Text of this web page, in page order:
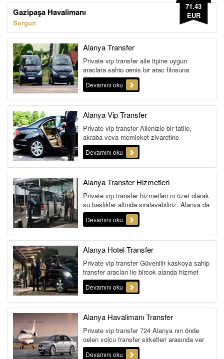
Gazipaşa Havalimanı
Sorgun
71.43
EUR
Alanya Transfer
Private vip transfer aile tipine uygun
araçlara sahip geniş bir araç filosuna
sahiptir. Ayrıca şehir i&cc...
Devamını oku
Alanya Vip Transfer
Private vip transfer Ailenizle bir tatile,
akraba veya memleket ziyaretine
gideceğiniz anda günübirlik dahi o...
Devamını oku
Alanya Transfer Hizmetleri
Private vip transfer hizmetleri ni özet olarak
şu başlıklar altında sıralayabiliriz. Alanya da
Ailenizle bir ...
Devamını oku
Alanya Hotel Transfer
Private vip transfer Güvenilir kaskoya sahip
transfer araçları ile birçok alanda hizmet
veren A...
Devamını oku
Alanya Havalimanı Transfer
Private vip transfer 724 Alanya nın önde
gelen yolcu transfer şirketleri arasında yer
edinmeyi başarmış bir A...
Devamını oku